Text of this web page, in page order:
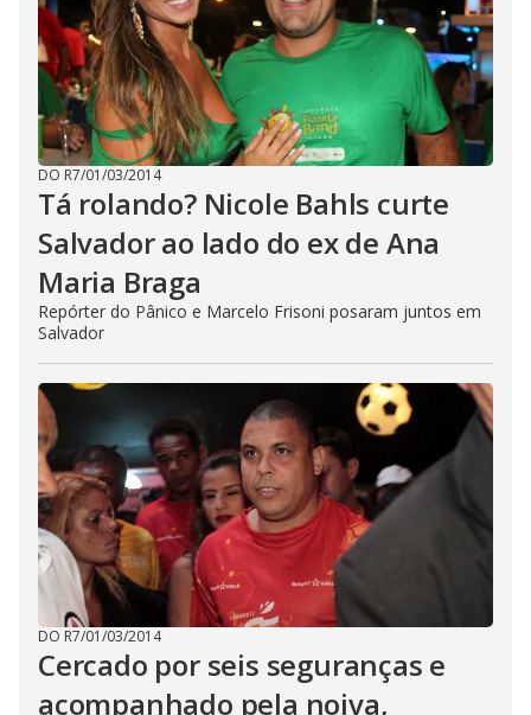
DO R7/01/03/2014
Tá rolando? Nicole Bahls curte
Salvador ao lado do ex de Ana
Maria Braga
Repórter do Pânico e Marcelo Frisoni posaram juntos em
Salvador
DO R7/01/03/2014
Cercado por seis seguranças e
acompanhado pela noiva,